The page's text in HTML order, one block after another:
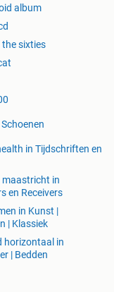
album
sixties
in Tijdschriften en
maastricht in
en Receivers
in Kunst |
| Klassiek
horizontaal in
| Bedden